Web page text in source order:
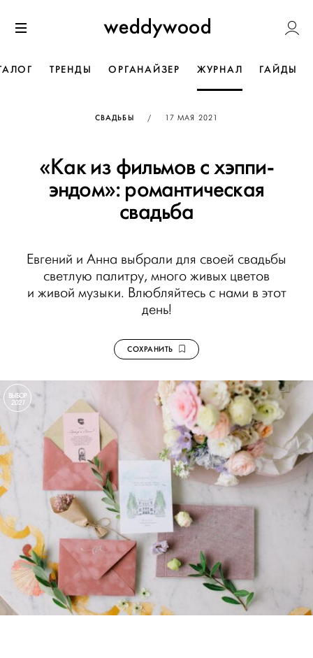
к содержанию
Weddywood
ТРЕНДЫ ОРГАНАЙЗЕР ЖУРНАЛ ГАЙДЫ
СВАДЬБЫ / ОПУБЛИКОВАНО
17 МАЯ 2021
«Как из фильмов с хэппи-
эндом»: романтическая
свадьба
Евгений и Анна выбрали для своей свадьбы
светлую палитру, много живых цветов
и живой музыки. Влюбляйтесь с нами в этот
день!
СОХРАНИТЬ
ВЫБОР
2021